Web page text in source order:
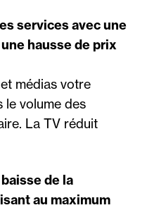
services avec une
hausse de prix
médias votre
le volume des
La TV réduit
de la
au maximum